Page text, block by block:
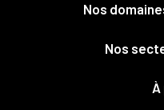
Nos
Collectivités
NTIC /
Nos